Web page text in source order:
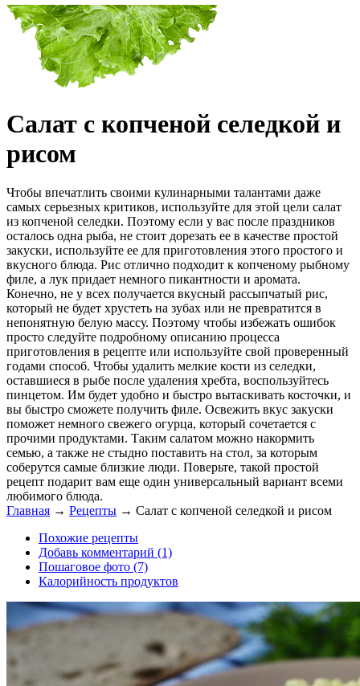
Салат с копченой селедкой и
рисом
Чтобы впечатлить своими кулинарными талантами даже
самых серьезных критиков, используйте для этой цели салат
из копченой селедки. Поэтому если у вас после праздников
осталось одна рыба, не стоит дорезать ее в качестве простой
закуски, используйте ее для приготовления этого простого и
вкусного блюда. Рис отлично подходит к копченому рыбному
филе, а лук придает немного пикантности и аромата.
Конечно, не у всех получается вкусный рассыпчатый рис,
который не будет хрустеть на зубах или не превратится в
непонятную белую массу. Поэтому чтобы избежать ошибок
просто следуйте подробному описанию процесса
приготовления в рецепте или используйте свой проверенный
годами способ. Чтобы удалить мелкие кости из селедки,
оставшиеся в рыбе после удаления хребта, воспользуйтесь
пинцетом. Им будет удобно и быстро вытаскивать косточки, и
вы быстро сможете получить филе. Освежить вкус закуски
поможет немного свежего огурца, который сочетается с
прочими продуктами. Таким салатом можно накормить
семью, а также не стыдно поставить на стол, за которым
соберутся самые близкие люди. Поверьте, такой простой
рецепт подарит вам еще один универсальный вариант всеми
любимого блюда.
Главная → Рецепты → Салат с копченой селедкой и рисом
Похожие рецепты
Добавь комментарий (1)
Пошаговое фото (7)
Калорийность продуктов